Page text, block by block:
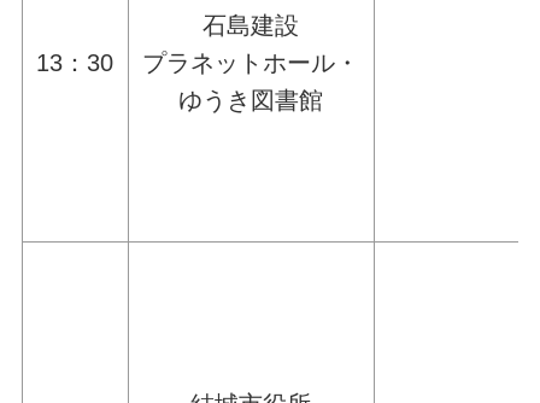
13：30
石島建設
プラネットホール・
ゆうき図書館